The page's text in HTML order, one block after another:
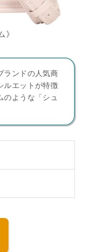
》
ランドの人気商
ルエットが特徴
のような「シュ